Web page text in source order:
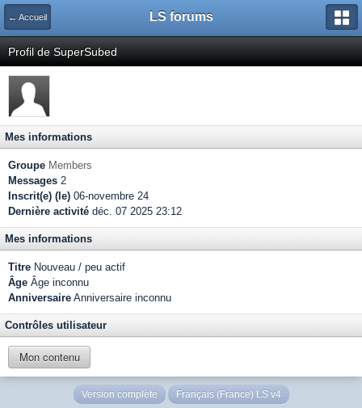
← Accueil LS forums
Profil de SuperSubed
Mes informations
Groupe Members
Messages 2
Inscrit(e) (le) 06-novembre 24
Dernière activité déc. 07 2025 23:12
Mes informations
Titre Nouveau / peu actif
Âge Âge inconnu
Anniversaire Anniversaire inconnu
Contrôles utilisateur
Mon contenu
Version complète Français (France) LS v4